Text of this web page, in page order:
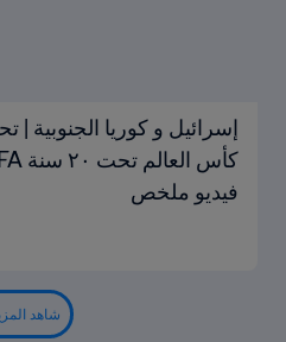
إسرائيل و كوريا الجنوبية |
فيديو ملخص
شاهد